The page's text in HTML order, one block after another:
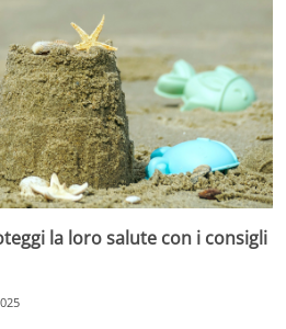
la loro salute con i consigli